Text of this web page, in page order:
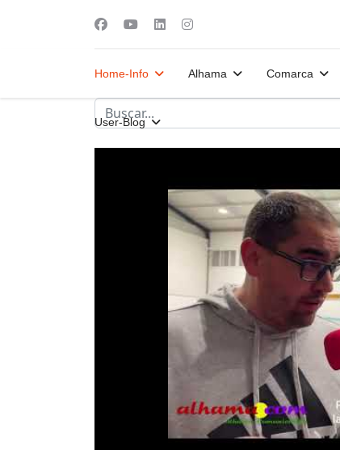
Home-Info Alhama Comarca
User-Blog